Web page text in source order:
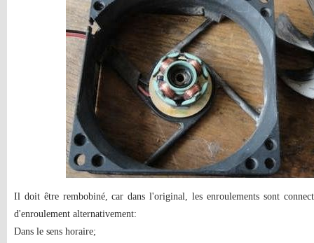
Il doit être rembobiné, car dans l'original, les enroulements sont
d'enroulement alternativement:
Dans le sens horaire;